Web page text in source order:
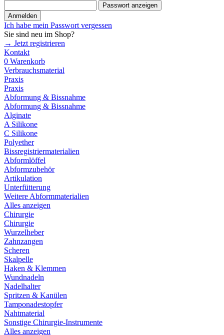
Passwort anzeigen
Anmelden
Ich habe mein Passwort vergessen
Sie sind neu im Shop?
→ Jetzt registrieren
Kontakt
0 Warenkorb
Verbrauchsmaterial
Praxis
Praxis
Abformung & Bissnahme
Abformung & Bissnahme
Alginate
A Silikone
C Silikone
Polyether
Bissregistriermaterialien
Abformlöffel
Abformzubehör
Artikulation
Unterfütterung
Weitere Abformmaterialien
Alles anzeigen
Chirurgie
Chirurgie
Wurzelheber
Zahnzangen
Scheren
Skalpelle
Haken & Klemmen
Wundnadeln
Nadelhalter
Spritzen & Kanülen
Tamponadestopfer
Nahtmaterial
Sonstige Chirurgie-Instrumente
Alles anzeigen